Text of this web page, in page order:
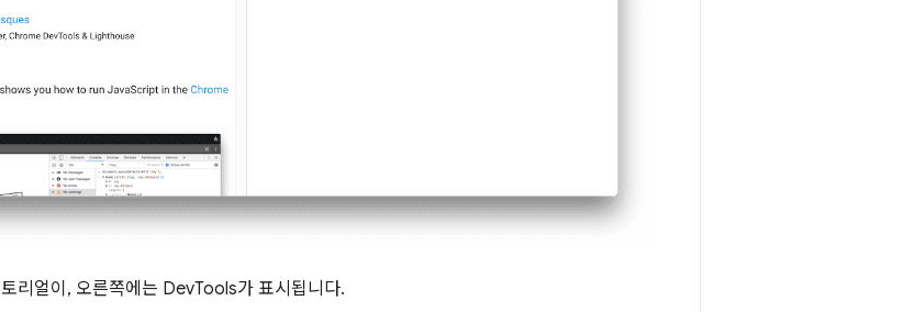
리얼이, 오른쪽에는 DevTools가 표시됩니다.